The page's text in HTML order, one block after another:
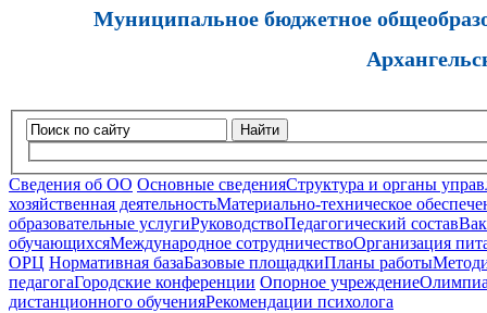
Муниципальное бюджетное
Найти
Сведения об ОО Основные сведенияСтруктура и органы
хозяйственная деятельностьМатериально-техническое
образовательные услугиРуководствоПедагогический состав
обучающихсяМеждународное сотрудничествоОрганизация
ОРЦ Нормативная базаБазовые площадкиПланы работы
педагогаГородские конференции Опорное учреждение
дистанционного обученияРекомендации психолога